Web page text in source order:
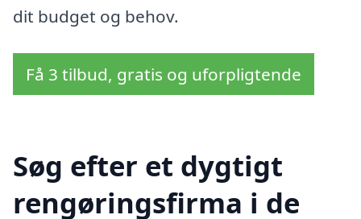
dit budget og behov.
Få 3 tilbud, gratis og uforpligtende
Søg efter et dygtigt
rengøringsfirma i de